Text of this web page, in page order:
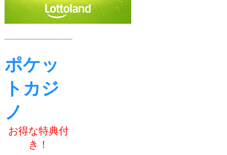
ポケッ
トカジ
ノ
お得な特典付
き！